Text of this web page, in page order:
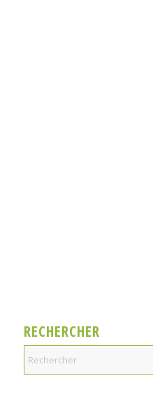
RECHERCHER